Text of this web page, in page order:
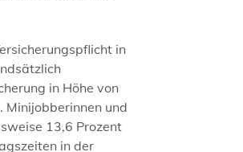
in
in Höhe von
Minijobberinnen und
13,6 Prozent
in der